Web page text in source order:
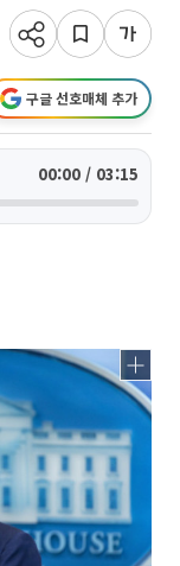
구글 선호매체 추가
00:00 / 03:15